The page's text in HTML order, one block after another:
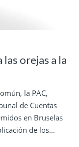
orejas a la
la PAC,
de Cuentas
en Bruselas
de los...